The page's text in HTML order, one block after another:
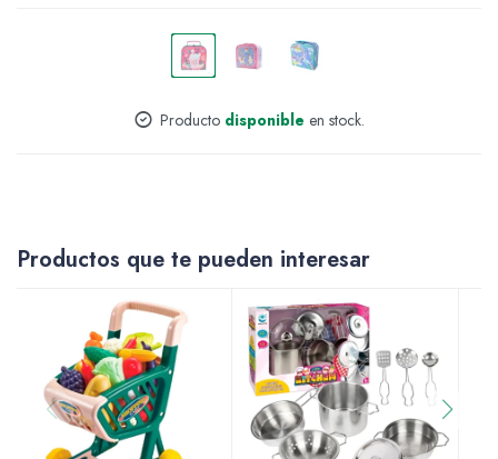
Producto disponible en stock.
Productos que te pueden interesar
Varios
Soportes Artísticos
Pinceles